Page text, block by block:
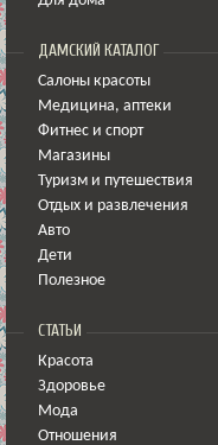
ДАМСКИЙ КАТАЛОГ
Салоны красоты
Медицина, аптеки
Фитнес и спорт
Магазины
Туризм и путешествия
Отдых и развлечения
Авто
Дети
Полезное
СТАТЬИ
Красота
Здоровье
Мода
Отношения